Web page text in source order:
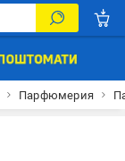
Парфюмерия